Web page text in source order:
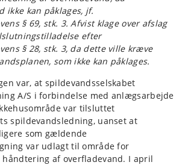
ikke kan påklages, jf.
§ 69, stk. 3. Afvist klage over afslag
efter
§ 28, stk. 3, da dette ville kræve
som ikke kan påklages.
var, at spildevandsselskabet
A/S i forbindelse med anlægsarbejde
var tilsluttet
spildevandsledning, uanset at
som gældende
var udlagt til område for
af overfladevand. I april